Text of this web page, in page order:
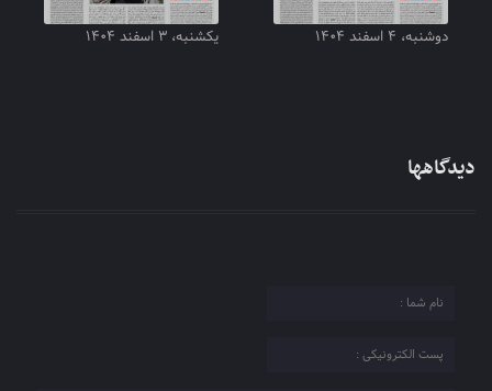
دوشنبه، ۴ اسفند ۱۴۰۴ یکشنبه، ۳ اسفند ۱۴۰۴
دیدگاهها